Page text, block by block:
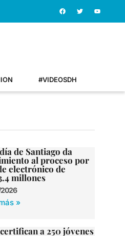
#VIDEOSDH
de Santiago da
al proceso por
electrónico de
millones
»
a 250 jóvenes